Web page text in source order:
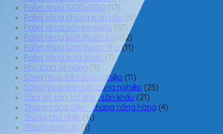
Pallet nhựa 1200x1000 (17)
Pallet nhựa chống tràn dầu (5)
Pallet nhựa công nghiệp (63)
Pallet nhựa kích thước lớn (12)
Pallet nhựa kích thước nhỏ (11)
Pallet nhựa xuất khẩu (7)
Phụ tùng xe nâng (9)
Sóng nhựa bít công nghiệp (11)
Sóng nhựa đan lưới công nghiệp (25)
Tấm lót sàn, lót kho , sân khấu (21)
Thang nâng điện - thang nâng hàng (4)
Thùng chữ nhật (11)
Thùng đựng dù (1)